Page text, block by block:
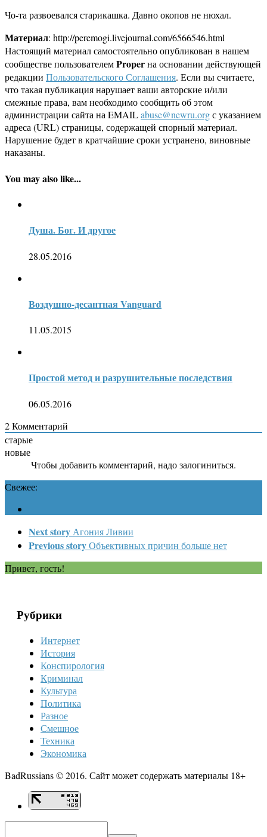
Чо-та развоевался старикашка. Давно окопов не нюхал.
Материал: http://peremogi.livejournal.com/6566546.html
Настоящий материал самостоятельно опубликован в нашем
сообществе пользователемProperна основании действующей
редакции Пользовательского Соглашения. Если вы считаете,
что такая публикация нарушает ваши авторские и/или
смежные права, вам необходимо сообщить об этом
администрации сайта на EMAILabuse@newru.orgс указанием
адреса (URL) страницы, содержащей спорный материал.
Нарушение будет в кратчайшие сроки устранено, виновные
наказаны.
You may also like...
Душа. Бог. И другое
28.05.2016
Воздушно-десантная Vanguard
11.05.2015
Простой метод и разрушительные последствия
06.05.2016
2Комментарий
старые
новые
Чтобы добавить комментарий, надо залогиниться.
Свежее:
Next story Агония Ливии
Previous storyОбъективных причин больше нет
Привет, гость!
Рубрики
Интернет
История
Конспирология
Криминал
Культура
Политика
Разное
Смешное
Техника
Экономика
BadRussians © 2016. Сайт может содержать материалы 18+